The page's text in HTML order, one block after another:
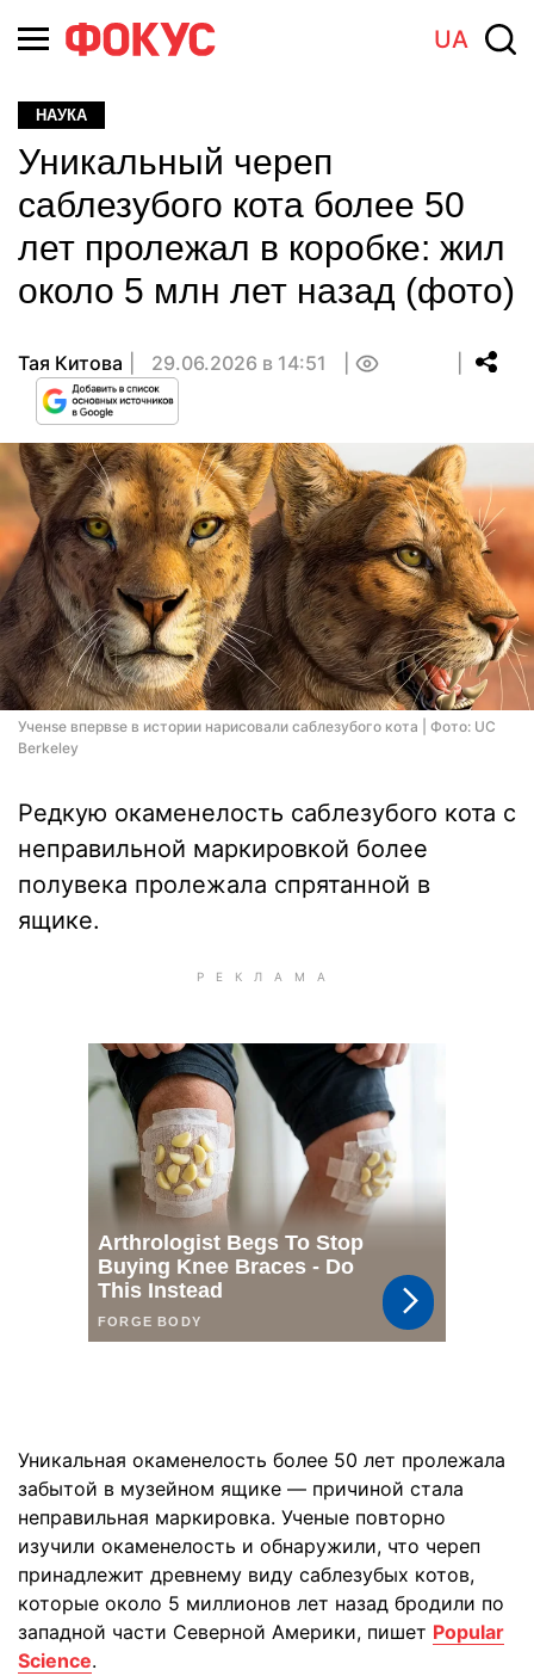
UA
НАУКА
Уникальный череп
саблезубого кота более 50
лет пролежал в коробке: жил
около 5 млн лет назад (фото)
Тая Китова 29.06.2026 в 14:51
Ученsе впервsе в истории нарисовали саблезубого кота | Фото: UC
Berkeley
Редкую окаменелость саблезубого кота с
неправильной маркировкой более
полувека пролежала спрятанной в
ящике.
Уникальная окаменелость более 50 лет пролежала
забытой в музейном ящике — причиной стала
неправильная маркировка. Ученые повторно
изучили окаменелость и обнаружили, что череп
принадлежит древнему виду саблезубых котов,
которые около 5 миллионов лет назад бродили по
западной части Северной Америки, пишет Popular
Science.